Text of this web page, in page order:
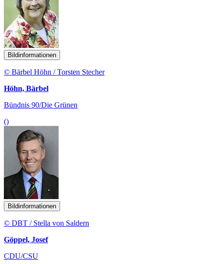
Bildinformationen
© Bärbel Höhn / Torsten Stecher
Höhn, Bärbel
Bündnis 90/Die Grünen
()
Bildinformationen
© DBT / Stella von Saldern
Göppel, Josef
CDU/CSU